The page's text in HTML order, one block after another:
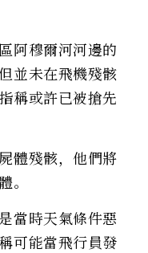
阿穆爾河河邊的
並未在飛機殘骸
稱或許已被搶先
體殘骸，他們將
。
當時天氣條件惡
可能當飛行員發